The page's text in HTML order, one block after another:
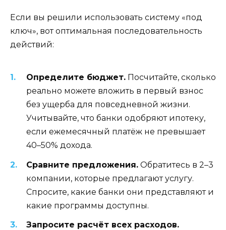
Если вы решили использовать систему «под
ключ», вот оптимальная последовательность
действий:
Определите бюджет. Посчитайте, сколько
реально можете вложить в первый взнос
без ущерба для повседневной жизни.
Учитывайте, что банки одобряют ипотеку,
если ежемесячный платёж не превышает
40–50% дохода.
Сравните предложения. Обратитесь в 2–3
компании, которые предлагают услугу.
Спросите, какие банки они представляют и
какие программы доступны.
Запросите расчёт всех расходов.